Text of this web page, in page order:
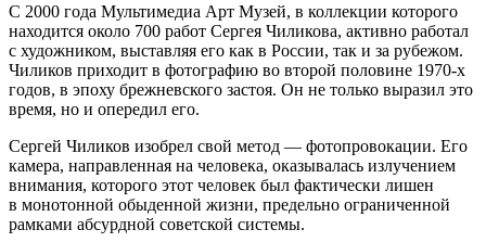
С 2000 года Мультимедиа Арт Музей, в коллекции которого
находится около 700 работ Сергея Чиликова, активно работал
с художником, выставляя его как в России, так и за рубежом.
Чиликов приходит в фотографию во второй половине 1970-х
годов, в эпоху брежневского застоя. Он не только выразил это
время, но и опередил его.
Сергей Чиликов изобрел свой метод — фотопровокации. Его
камера, направленная на человека, оказывалась излучением
внимания, которого этот человек был фактически лишен
в монотонной обыденной жизни, предельно ограниченной
рамками абсурдной советской системы.